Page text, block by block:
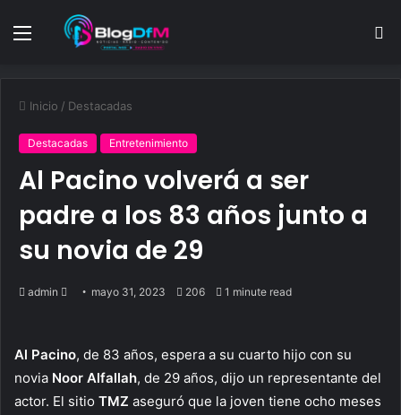
Menu
Inicio / Destacadas
Destacadas Entretenimiento
Al Pacino volverá a ser
padre a los 83 años junto a
su novia de 29
admin
Send mayo 31, 2023 206 1 minute read
Al Pacino, de 83 años, espera a su cuarto hijo con su
novia Noor Alfallah, de 29 años, dijo un representante del
actor. El sitio TMZ aseguró que la joven tiene ocho meses